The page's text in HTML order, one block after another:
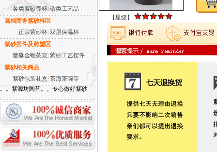
各类紫砂壶杯 杂类工艺品
高档商务紫砂杯区
正宗紫砂杯 双层保温杯
紫砂摆件及雕塑区
貔貅金蟾茶宠 紫砂工艺摆件
紫砂相关商品
紫砂包装礼盒 茶海茶碗等
。。紫源坊陶艺。。专心做好紫砂
西施-铁观音小品
子冶石瓢小品
【星级】